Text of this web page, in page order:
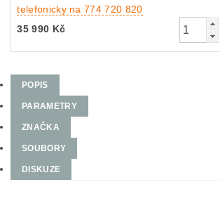
telefonicky na 774 720 820
35 990 Kč
POPIS
PARAMETRY
ZNAČKA
SOUBORY
DISKUZE